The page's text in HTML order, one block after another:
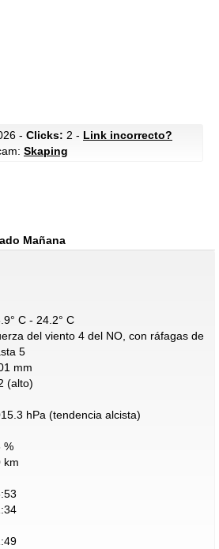
- Clicks: 2 - Link incorrecto?
Skaping
Mañana
C - 24.2° C
del viento 4 del NO, con ráfagas de
5
mm
(alto)
hPa (tendencia alcista)
%
km